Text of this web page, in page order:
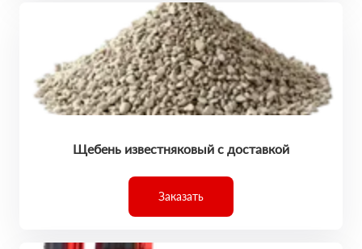
Щебень известняковый с доставкой
Заказать